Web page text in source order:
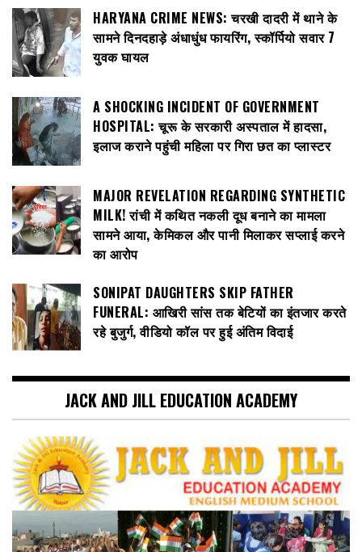
HARYANA CRIME NEWS: चरखी दादरी में थाने के
सामने दिनदहाड़े अंधाधुंध फायरिंग, स्कॉर्पियो सवार 7
युवक घायल
A SHOCKING INCIDENT OF GOVERNMENT
HOSPITAL: चूरू के सरकारी अस्पताल में हादसा,
इलाज कराने पहुंची महिला पर गिरा छत का प्लास्टर
MAJOR REVELATION REGARDING SYNTHETIC
MILK! रांची में कथित नकली दूध बनाने का मामला
सामने आया, केमिकल और पानी मिलाकर सप्लाई करने
का आरोप
SONIPAT DAUGHTERS SKIP FATHER
FUNERAL: आखिरी सांस तक बेटियों का इंतजार करते
रहे बुजुर्ग, वीडियो कॉल पर हुई अंतिम विदाई
JACK AND JILL EDUCATION ACADEMY